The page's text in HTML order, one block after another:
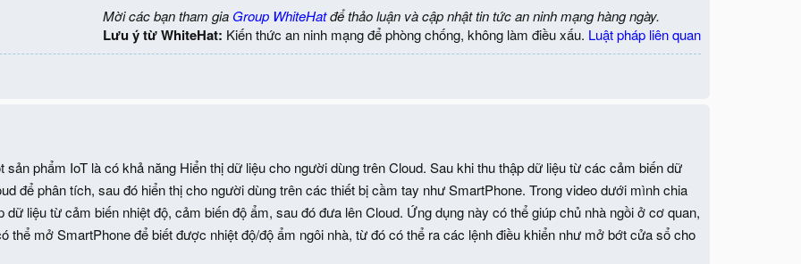
Mời các bạn tham gia Group WhiteHatđể thảo luận và cập nhật tin tức an ninh mạng hàng ngày.
Lưu ý từ WhiteHat: Kiến thức an ninh mạng để phòng chống, không làm điều xấu. Luật pháp liên quan
sản phẩm IoT là có khả năng Hiển thị dữ liệu cho người dùng trên Cloud. Sau khi thu thập dữ liệu từ các cảm biến dữ
để phân tích, sau đó hiển thị cho người dùng trên các thiết bị cầm tay như SmartPhone. Trong video dưới mình chia
dữ liệu từ cảm biến nhiệt độ, cảm biến độ ẩm, sau đó đưa lên Cloud. Ứng dụng này có thể giúp chủ nhà ngồi ở cơ quan,
thể mở SmartPhone để biết được nhiệt độ/độ ẩm ngôi nhà, từ đó có thể ra các lệnh điều khiển như mở bớt cửa sổ cho